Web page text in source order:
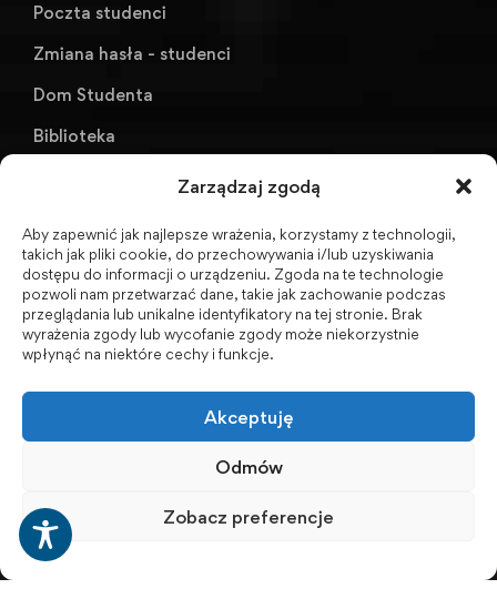
Zarządzaj zgodą
Aby zapewnić jak najlepsze wrażenia, korzystamy z technologii,
takich jak pliki cookie, do przechowywania i/lub uzyskiwania
dostępu do informacji o urządzeniu. Zgoda na te technologie
pozwoli nam przetwarzać dane, takie jak zachowanie podczas
przeglądania lub unikalne identyfikatory na tej stronie. Brak
wyrażenia zgody lub wycofanie zgody może niekorzystnie
wpłynąć na niektóre cechy i funkcje.
Akceptuję
Odmów
Zobacz preferencje
Poczta studenci
Zmiana hasła - studenci
Dom Studenta
Biblioteka
KU AZS ANS w Raciborzu
Biuletyn Informacji Publicznej
BIP - Biuletyn Informacji Publicznej PWSZ -